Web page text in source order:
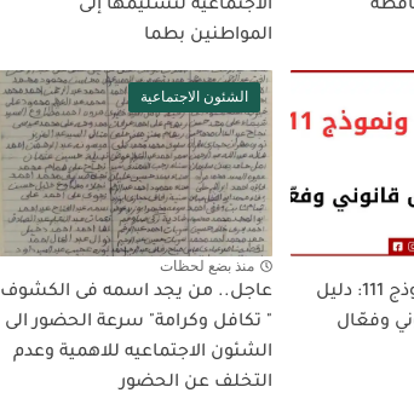
الاجتماعية لتسليمها إلى
المواطنين بطما
الكشف الطبي ونموذج 111: دليل
وفعّال
الشئون الاجتماعية
منذ بضع لحظات
عاجل.. من يجد اسمه فى الكشوف
" تكافل وكرامة" سرعة الحضور الى
الشئون الاجتماعيه للاهمية وعدم
التخلف عن الحضور